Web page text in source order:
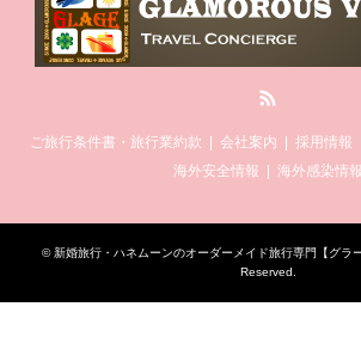
ご旅行条件書・旅行業約款 会社案内 採用情報
海外安全情報
海外感染情報
©新婚旅行・ハネムーンのオーダーメイド旅行専門【グラ
Reserved.